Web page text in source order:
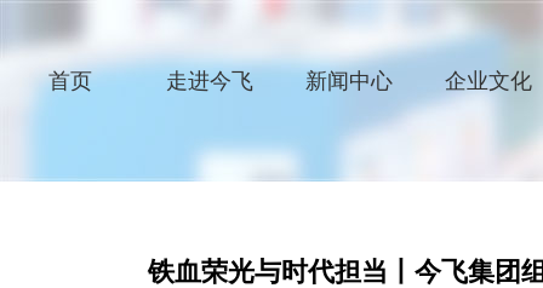
首页 走进今飞 新闻中心 企业文化
铁血荣光与时代担当丨今飞集团